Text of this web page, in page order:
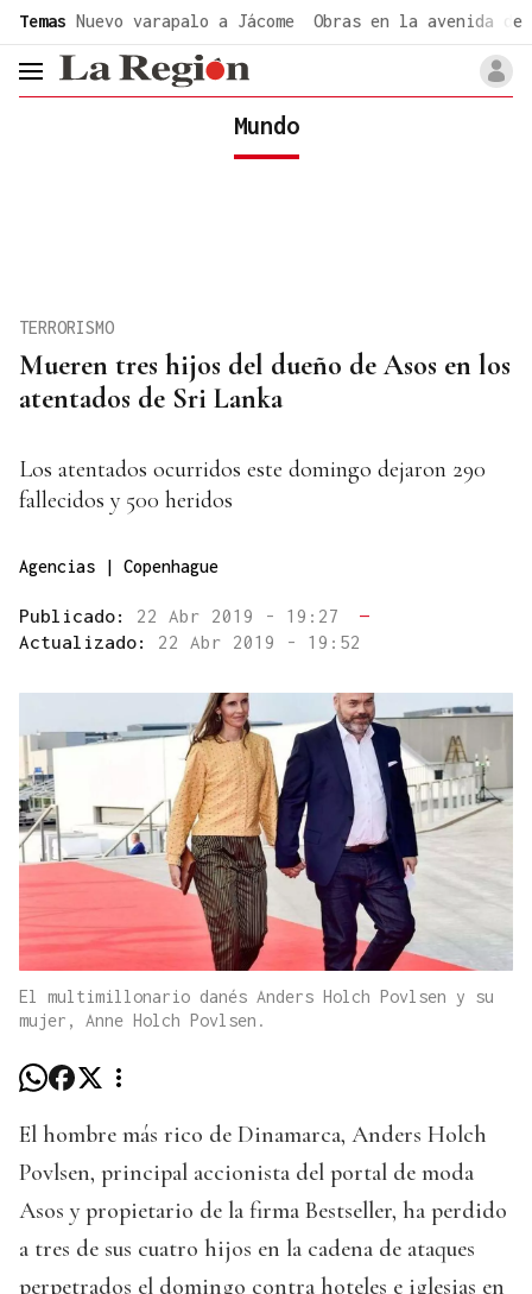
Temas Nuevo varapalo a Jácome Obras en la avenida de
header.menu.open
Mundo
Mueren tres hijos del dueño de Asos en los
atentados de Sri Lanka
TERRORISMO
Los atentados ocurridos este domingo dejaron 290
fallecidos y 500 heridos
Agencias | Copenhague
Publicado: 22 Abr 2019 - 19:27
—
Actualizado: 22 Abr 2019 - 19:52
El multimillonario danés Anders Holch Povlsen y su
mujer, Anne Holch Povlsen.
El hombre más rico de Dinamarca, Anders Holch
Povlsen, principal accionista del portal de moda
Asos y propietario de la firma Bestseller, ha perdido
a tres de sus cuatro hijos en la cadena de ataques
perpetrados el domingo contra hoteles e iglesias en